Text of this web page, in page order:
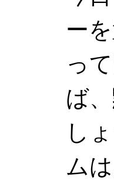
ー
っ
ば
し
ム